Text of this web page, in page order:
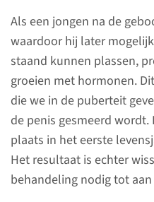
Als een jongen na de
waardoor hij later
staand kunnen plassen,
groeien met hormonen.
die we in de puberteit
de penis gesmeerd
plaats in het eerste
Het resultaat is echter
behandeling nodig tot
hormonen LH
maken.
lees meer
Oorzaken